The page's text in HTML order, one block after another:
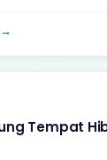
→
Tempat